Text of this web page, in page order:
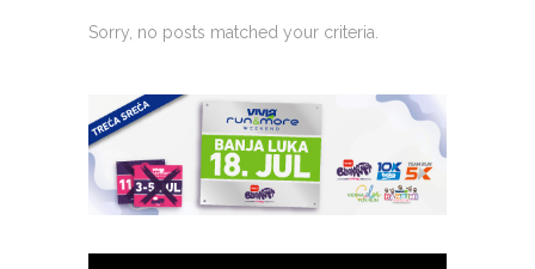
Sorry, no posts matched your criteria.